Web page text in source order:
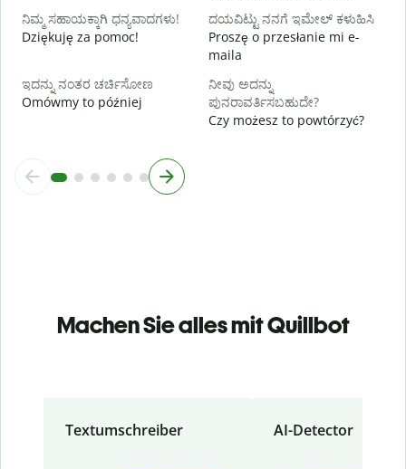
ನಿಮ್ಮ ಸಹಾಯಕ್ಕಾಗಿ ಧನ್ಯವಾದಗಳು!
Dziękuję za pomoc!
ದಯವಿಟ್ಟು ನನಗೆ ಇಮೇಲ್ ಕಳುಹಿಸಿ
Proszę o przesłanie mi e-
maila
ಇದನ್ನು ನಂತರ ಚರ್ಚಿಸೋಣ
Omówmy to później
ನೀವು ಅದನ್ನು
ಪುನರಾವರ್ತಿಸಬಹುದೇ?
Czy możesz to powtórzyć?
Machen Sie alles mit Quillbot
Textumschreiber AI-Detector